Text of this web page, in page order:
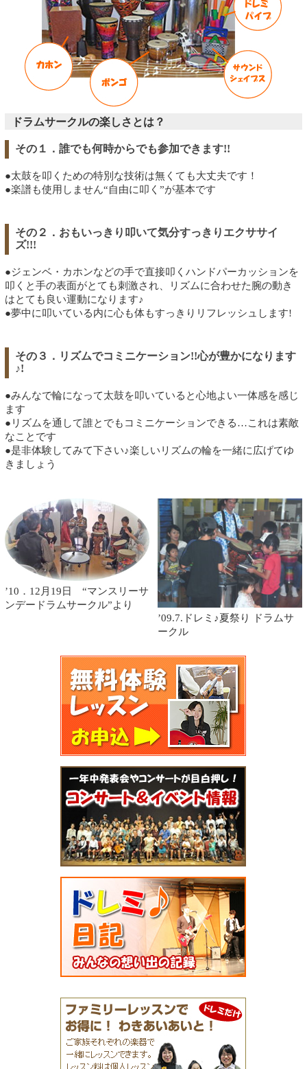
ドラムサークルの楽しさとは？
その１．誰でも何時からでも参加できます!!
●太鼓を叩くための特別な技術は無くても大丈夫です！
●楽譜も使用しません“自由に叩く”が基本です
その２．おもいっきり叩いて気分すっきりエクササイ
ズ!!!
●ジェンベ・カホンなどの手で直接叩くハンドパーカッションを
叩くと手の表面がとても刺激され、リズムに合わせた腕の動き
はとても良い運動になります♪
●夢中に叩いている内に心も体もすっきりリフレッシュします!
その３．リズムでコミニケーション!!心が豊かになります
♪!
●みんなで輪になって太鼓を叩いていると心地よい一体感を感じ
ます
●リズムを通して誰とでもコミニケーションできる…これは素敵
なことです
●是非体験してみて下さい♪楽しいリズムの輪を一緒に広げてゆ
きましょう
’10．12月19日 “マンスリーサ
ンデードラムサークル”より
’09.7.ドレミ♪夏祭り ドラムサ
ークル